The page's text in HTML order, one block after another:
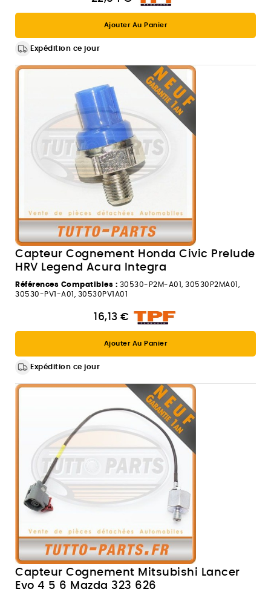
Ajouter Au Panier
Expédition ce jour
Capteur Cognement Honda Civic Prelude
HRV Legend Acura Integra
Références Compatibles : 30530-P2M-A01, 30530P2MA01,
30530-PV1-A01, 30530PV1A01
16,13 €
Ajouter Au Panier
Expédition ce jour
Capteur Cognement Mitsubishi Lancer
Evo 4 5 6 Mazda 323 626